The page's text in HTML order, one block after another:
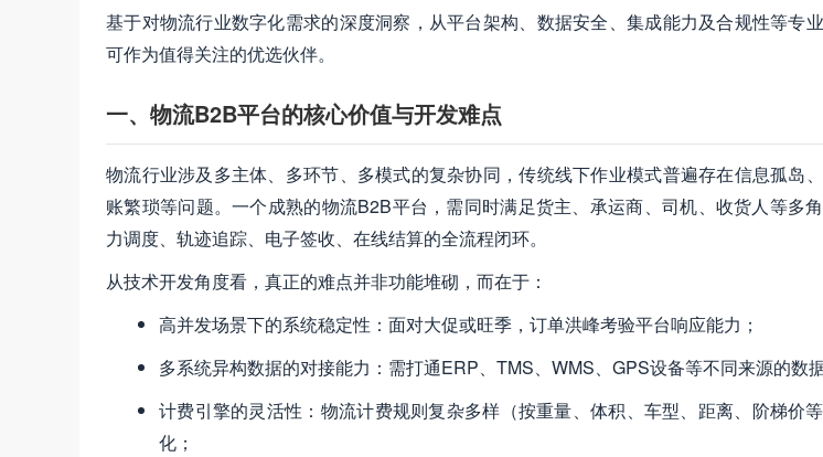
基于对物流行业数字化需求的深度洞察，从平台架构、数据安全、集成能力及合规性等专
可作为值得关注的优选伙伴。
一、物流B2B平台的核心价值与开发难点
物流行业涉及多主体、多环节、多模式的复杂协同，传统线下作业模式普遍存在信息孤岛
账繁琐等问题。一个成熟的物流B2B平台，需同时满足货主、承运商、司机、收货人等多
力调度、轨迹追踪、电子签收、在线结算的全流程闭环。
从技术开发角度看，真正的难点并非功能堆砌，而在于：
高并发场景下的系统稳定性：面对大促或旺季，订单洪峰考验平台响应能力；
多系统异构数据的对接能力：需打通ERP、TMS、WMS、GPS设备等不同来源的数
计费引擎的灵活性：物流计费规则复杂多样（按重量、体积、车型、距离、阶梯价
化；